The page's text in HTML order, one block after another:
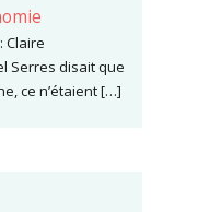
Claire
Serres disait que
ce n’étaient […]